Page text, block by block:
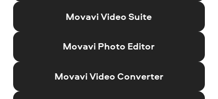
Movavi Video Suite
Movavi Photo Editor
Movavi Video Converter